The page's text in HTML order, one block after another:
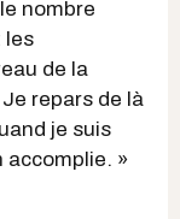
nombre
les
de la
repars de là
je suis
accomplie. »